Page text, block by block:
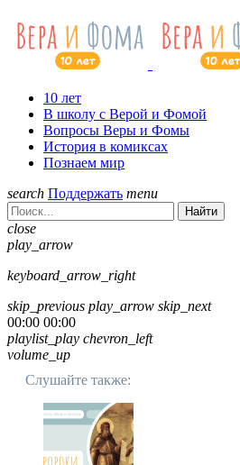
10 лет
В школу с Верой и Фомой
Вопросы Веры и Фомы
История в комиксах
Познаем мир
search Поддержать menu
Найти
close
play_arrow
keyboard_arrow_right
skip_previous play_arrow skip_next
00:00 00:00
playlist_play chevron_left
volume_up
Слушайте также: